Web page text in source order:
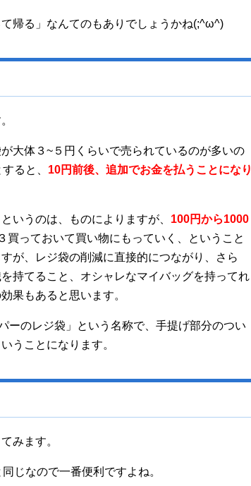
帰る」なんてのもありでしょうかね(;^ω^)
大体３~５円くらいで売られているのが多いの
ると、 10円前後、追加でお金を払うことになり
いうのは、ものによりますが、 100円から1000
買っておいて買い物にもっていく、ということ
が、レジ袋の削減に直接的につながり、さら
持てること、オシャレなマイバッグを持ってれ
果もあると思います。
ーのレジ袋」という名称で、手提げ部分のつい
うことになります。
みます。
じなので一番便利ですよね。